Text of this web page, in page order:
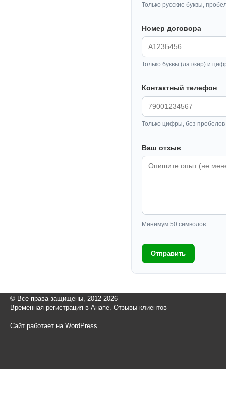
Только русские буквы,
Номер договора
Только буквы (лат/кир) и
Контактный телефон
Только цифры, без
Ваш отзыв
Минимум 50 символов.
Отправить
© Все права защищены, 2012-2026
Временная регистрация в Анапе. Отзывы клиентов
Сайт работает на WordPress